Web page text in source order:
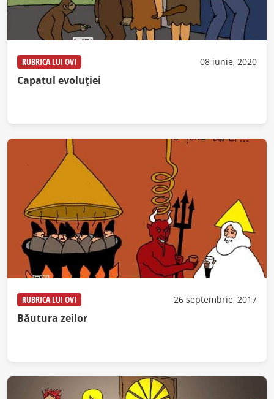
RUBRICA LUI OVI 08 iunie, 2020
Capatul evoluției
RUBRICA LUI OVI 26 septembrie, 2017
Băutura zeilor